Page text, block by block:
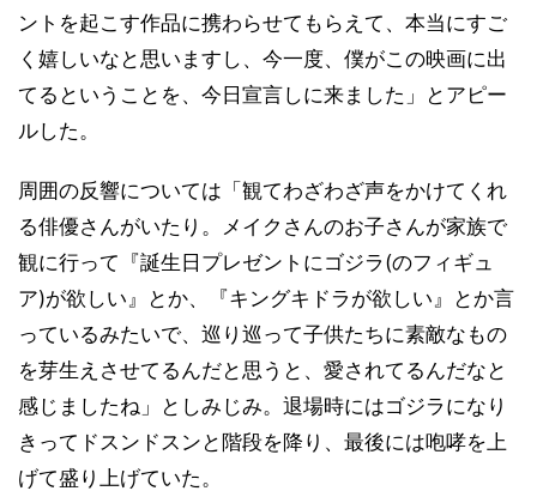
ントを起こす作品に携わらせてもらえて、本当にすご
く嬉しいなと思いますし、今一度、僕がこの映画に出
てるということを、今日宣言しに来ました」とアピー
ルした。
周囲の反響については「観てわざわざ声をかけてくれ
る俳優さんがいたり。メイクさんのお子さんが家族で
観に行って『誕生日プレゼントにゴジラ(のフィギュ
ア)が欲しい』とか、『キングキドラが欲しい』とか言
っているみたいで、巡り巡って子供たちに素敵なもの
を芽生えさせてるんだと思うと、愛されてるんだなと
感じましたね」としみじみ。退場時にはゴジラになり
きってドスンドスンと階段を降り、最後には咆哮を上
げて盛り上げていた。